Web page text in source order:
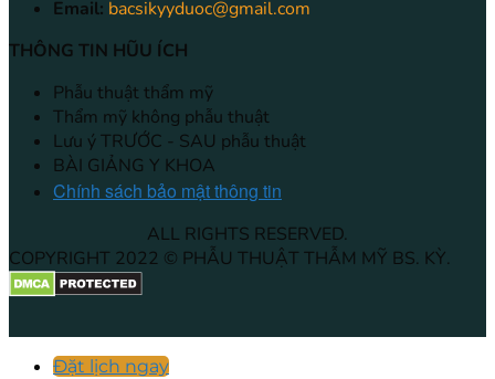
Email: bacsikyyduoc@gmail.com
THÔNG TIN HŨU ÍCH
Phẫu thuật thẩm mỹ
Thẩm mỹ không phẫu thuật
Lưu ý TRƯỚC - SAU phẫu thuật
BÀI GIẢNG Y KHOA
Chính sách bảo mật thông tin
ALL RIGHTS RESERVED.
COPYRIGHT 2022 © PHẪU THUẬT THẪM MỸ BS. KỲ.
Đặt lịch ngay